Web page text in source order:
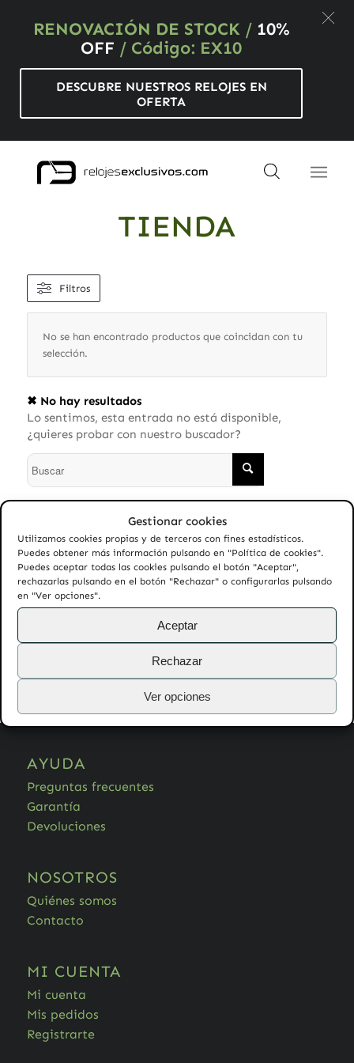
RENOVACIÓN DE STOCK/ 10%
OFF / Código: EX10
DESCUBRE NUESTROS RELOJES EN
OFERTA
Gestionar cookies
Utilizamos cookies propias y de terceros con fines estadísticos.
Puedes obtener más información pulsando en "Política de cookies".
Puedes aceptar todas las cookies pulsando el botón "Aceptar",
rechazarlas pulsando en el botón "Rechazar" o configurarlas pulsando
en "Ver opciones".
Aceptar
Rechazar
Ver opciones
TIENDA
Filtros
No se han encontrado productos que coincidan con tu
selección.
✖ No hay resultados
Lo sentimos, esta entrada no está disponible,
¿quieres probar con nuestro buscador?
Para obtener los mejores resultados de búsqueda,
sigue estos consejos:
Comprueba la ortografía.
Prueba con términos similares o sinónimos.
Prueba con más de una sola palabra.
AYUDA
Preguntas frecuentes
Garantía
Devoluciones
NOSOTROS
Quiénes somos
Contacto
MI CUENTA
Mi cuenta
Mis pedidos
Registrarte